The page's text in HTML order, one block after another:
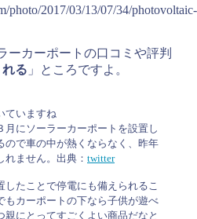
photo/2017/03/13/07/34/photovoltaic-
ーカーポートの口コミや評判
る 」ところですよ。
ていますね
月にソーラーカーポートを設置し
ので車の中が熱くならなく、昨年
ません。出典： twitter
したことで停電にも備えられるこ
もカーポートの下なら子供が遊べ
親にとってすごくよい商品だなと